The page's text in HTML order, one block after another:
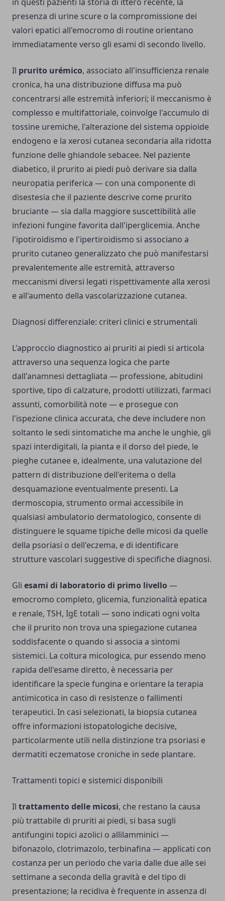
presenza di urine scure o la compromissione dei
valori epatici all'emocromo di routine orientano
immediatamente verso gli esami di secondo livello.
Il prurito urémico, associato all'insufficienza renale
cronica, ha una distribuzione diffusa ma può
concentrarsi alle estremità inferiori; il meccanismo è
complesso e multifattoriale, coinvolge l'accumulo di
tossine uremiche, l'alterazione del sistema oppioide
endogeno e la xerosi cutanea secondaria alla ridotta
funzione delle ghiandole sebacee. Nel paziente
diabetico, il prurito ai piedi può derivare sia dalla
neuropatia periferica — con una componente di
disestesia che il paziente descrive come prurito
bruciante — sia dalla maggiore suscettibilità alle
infezioni fungine favorita dall'iperglicemia. Anche
l'ipotiroidismo e l'ipertiroidismo si associano a
prurito cutaneo generalizzato che può manifestarsi
prevalentemente alle estremità, attraverso
meccanismi diversi legati rispettivamente alla xerosi
e all'aumento della vascolarizzazione cutanea.
Diagnosi differenziale: criteri clinici e strumentali
L'approccio diagnostico ai pruriti ai piedi si articola
attraverso una sequenza logica che parte
dall'anamnesi dettagliata — professione, abitudini
sportive, tipo di calzature, prodotti utilizzati, farmaci
assunti, comorbilità note — e prosegue con
l'ispezione clinica accurata, che deve includere non
soltanto le sedi sintomatiche ma anche le unghie, gli
spazi interdigitali, la pianta e il dorso del piede, le
pieghe cutanee e, idealmente, una valutazione del
pattern di distribuzione dell'eritema o della
desquamazione eventualmente presenti. La
dermoscopia, strumento ormai accessibile in
qualsiasi ambulatorio dermatologico, consente di
distinguere le squame tipiche delle micosi da quelle
della psoriasi o dell'eczema, e di identificare
strutture vascolari suggestive di specifiche diagnosi.
Gli esami di laboratorio di primo livello —
emocromo completo, glicemia, funzionalità epatica
e renale, TSH, IgE totali — sono indicati ogni volta
che il prurito non trova una spiegazione cutanea
soddisfacente o quando si associa a sintomi
sistemici. La coltura micologica, pur essendo meno
rapida dell'esame diretto, è necessaria per
identificare la specie fungina e orientare la terapia
antimicotica in caso di resistenze o fallimenti
terapeutici. In casi selezionati, la biopsia cutanea
offre informazioni istopatologiche decisive,
particolarmente utili nella distinzione tra psoriasi e
dermatiti eczematose croniche in sede plantare.
Trattamenti topici e sistemici disponibili
Il trattamento delle micosi, che restano la causa
più trattabile di pruriti ai piedi, si basa sugli
antifungini topici azolici o allilamminici —
bifonazolo, clotrimazolo, terbinafina — applicati con
costanza per un periodo che varia dalle due alle sei
settimane a seconda della gravità e del tipo di
presentazione; la recidiva è frequente in assenza di